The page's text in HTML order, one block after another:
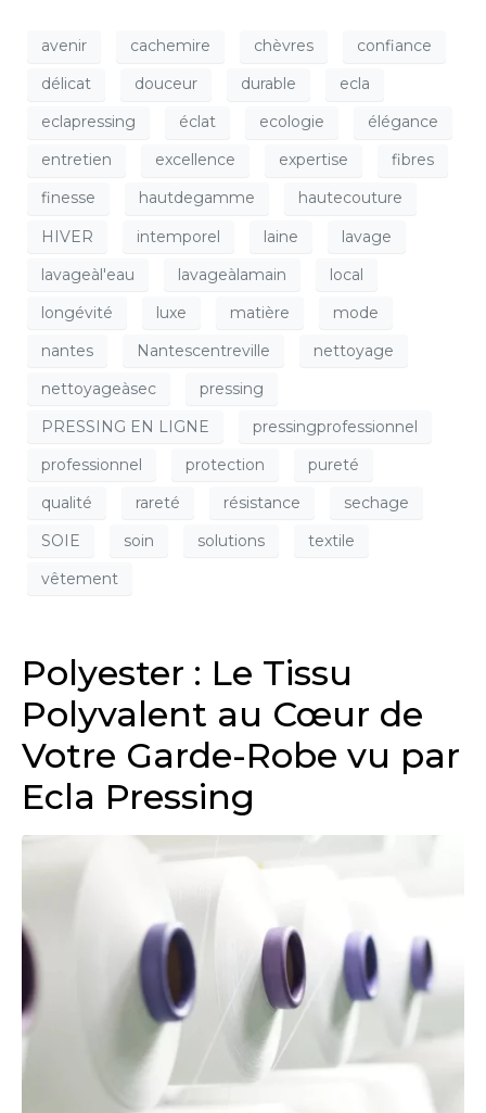
avenir cachemire chèvres
confiance
délicat
douceur durable
ecla
eclapressing
éclat ecologie
élégance
entretien
excellence expertise
fibres
finesse
hautdegamme
hautecouture
HIVER
intemporel laine
lavage
lavageàl'eau
lavageàlamain
local
longévité
luxe matière
mode
nantes
Nantescentreville
nettoyage
nettoyageàsec
pressing
PRESSING EN LIGNE
pressingprofessionnel
professionnel
protection
pureté
qualité
rareté résistance
sechage
SOIE
soin solutions
textile
vêtement
Polyester : Le Tissu
Polyvalent au Cœur de
Votre Garde-Robe vu par
Ecla Pressing